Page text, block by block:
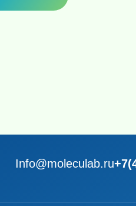
Info@moleculab.ru